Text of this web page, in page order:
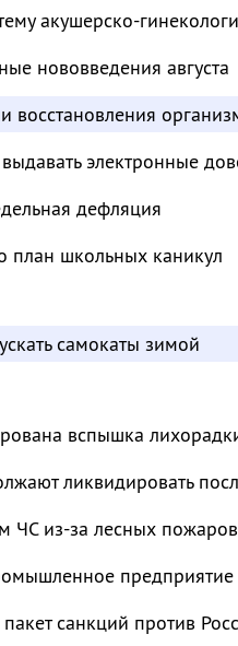
акушерско-
нововведения августа
восстановления
электронные
дефляция
план школьных каникул
самокаты зимой
вспышка
ликвидировать
ЧС из-за лесных пожаров
санкций против